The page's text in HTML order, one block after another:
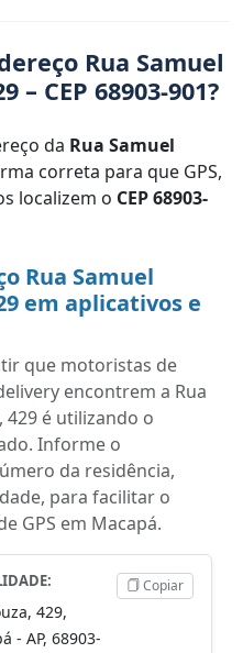
Rua Samuel
– CEP 68903-901?
da Rua Samuel
correta para que GPS,
localizem o CEP 68903-
Rua Samuel
em aplicativos e
que motoristas de
encontrem a Rua
429 é utilizando o
Informe o
da residência,
para facilitar o
GPS em Macapá.
429,
- AP, 68903-
Copiar